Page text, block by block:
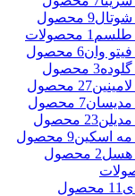
9 محصول
طلسم 1 محصولات
وان6 محصول
3 محصول
27 محصول
7 محصول
23 محصول
اسکین9 محصول
هسل2 محصول
11 محصول